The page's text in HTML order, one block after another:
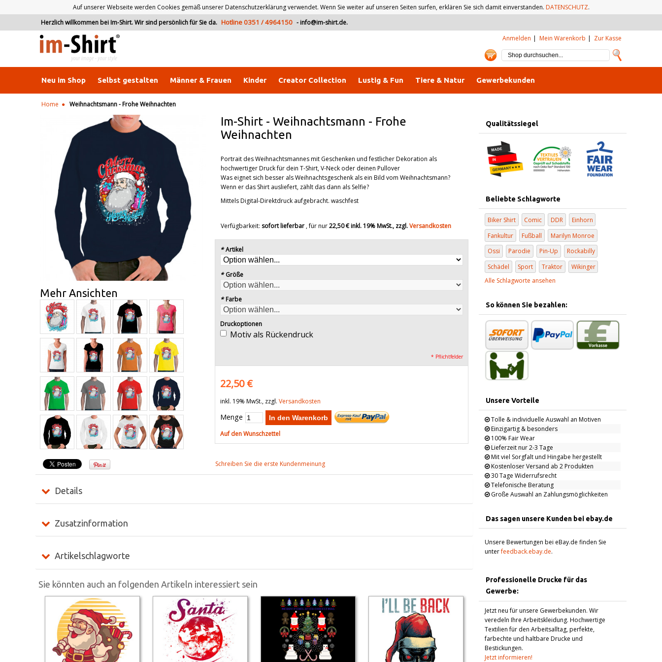
Auf unserer Webseite werden Cookies gemäß unserer Datenschutzerklärung verwendet. Wenn Sie weiter auf unseren Seiten surfen, erklären Sie sich damit einverstanden. DATENSCHUTZ.
Herzlich willkommen bei Im-Shirt. Wir sind persönlich für Sie da. Hotline 0351 / 4964150 - info@im-shirt.de.
Anmelden
Mein Warenkorb Zur Kasse
Neu im Shop Selbst gestalten Männer & Frauen Kinder Creator Collection Lustig & Fun Tiere & Natur Gewerbekunden
Home Weihnachtsmann - Frohe Weihnachten
Im-Shirt -Weihnachtsmann - Frohe
Weihnachten
Mehr Ansichten
Portrait des Weihnachtsmannes mit Geschenken und festlicher Dekoration als
hochwertiger Druck für dein T-Shirt, V-Neck oder deinen Pullover
Was eignet sich besser als Weihnachtsgeschenk als ein Bild vom Weihnachtsmann?
Wenn er das Shirt ausliefert, zählt das dann als Selfie?
Mittels Digital-Direktdruck aufgebracht. waschfest
Verfügbarkeit:sofort lieferbar , für nur22,50 €inkl. 19% MwSt., zzgl.Versandkosten
* Artikel
* Größe
* Farbe
Druckoptionen
Motiv als Rückendruck
* Pflichtfelder
22,50 €
inkl. 19% MwSt., zzgl.Versandkosten
Menge In den Warenkorb
Auf den Wunschzettel
Schreiben Sie die erste Kundenmeinung
Details
Zusatzinformation
Artikelschlagworte
Sie könnten auch an folgenden Artikeln interessiert sein
Qualitätssiegel
Beliebte Schlagworte
Biker Shirt Comic DDR
Einhorn
Fankultur
Fußball
Marilyn Monroe
Ossi
Parodie Pin-Up
Rockabilly
Schädel
Sport Traktor
Wikinger
Alle Schlagworte ansehen
So können Sie bezahlen:
Unsere Vorteile
Tolle & individuelle Auswahl an Motiven
Einzigartig & besonders
100% Fair Wear
Lieferzeit nur 2-3 Tage
Mit viel Sorgfalt und Hingabe hergestellt
Kostenloser Versand ab 2 Produkten
30 Tage Widerrufsrecht
Telefonische Beratung
Große Auswahl an Zahlungsmöglichkeiten
Das sagen unsere Kunden bei ebay.de
Unsere Bewertungen bei eBay.de finden Sie
unterfeedback.ebay.de.
Professionelle Drucke für das
Gewerbe:
Jetzt neu für unsere Gewerbekunden. Wir
veredeln Ihre Arbeitskleidung. Hochwertige
Textilien für den Arbeitsalltag, perfekte,
farbechte und haltbare Drucke und
Bestickungen.
Jetzt informieren!